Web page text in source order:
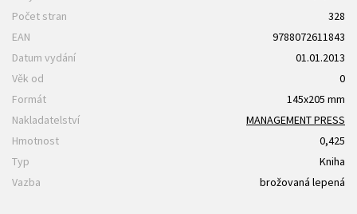
Počet stran
328
EAN
9788072611843
Datum vydání
01.01.2013
Věk od
0
Formát
145x205 mm
Nakladatelství
MANAGEMENT PRESS
Hmotnost
0,425
Typ
Kniha
Vazba
brožovaná lepená